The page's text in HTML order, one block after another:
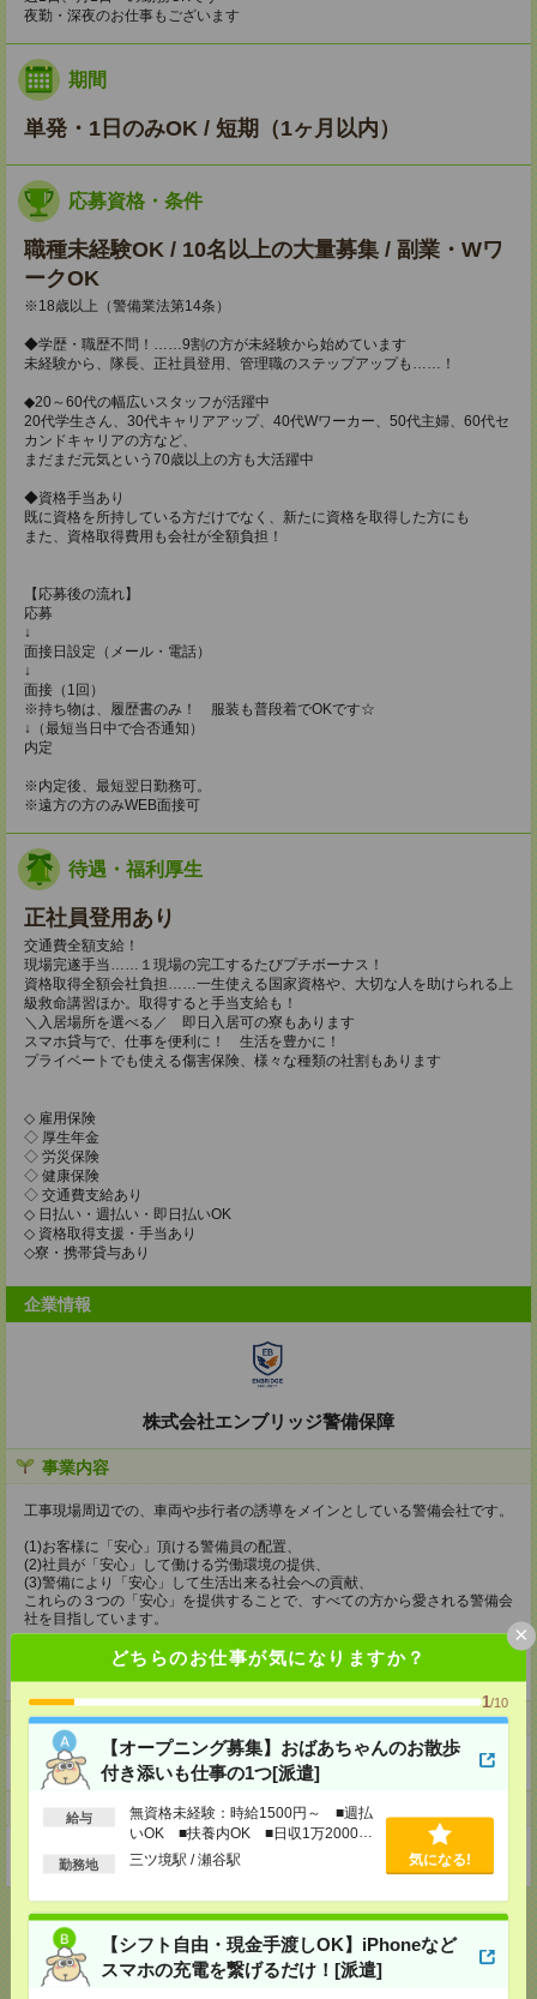
どちらのお仕事が気になりますか？
1/10
【オープニング募集】おばあちゃんのお散歩
付き添いも仕事の1つ[派遣]
給与
無資格未経験：時給1500円～ ■週払
いOK ■扶養内OK ■日収1万2000円
以上
勤務地 三ツ境駅 / 瀬谷駅 気になる!
【シフト自由・現金手渡しOK】iPhoneなど
スマホの充電を繋げるだけ！[派遣]
×
夜勤・深夜のお仕事もございます
期間
単発・1日のみOK / 短期（1ヶ月以内）
応募資格・条件
職種未経験OK / 10名以上の大量募集 / 副業・Wワ
ークOK
※18歳以上（警備業法第14条）
◆学歴・職歴不問！……9割の方が未経験から始めています
未経験から、隊長、正社員登用、管理職のステップアップも……！
◆20～60代の幅広いスタッフが活躍中
20代学生さん、30代キャリアアップ、40代Wワーカー、50代主婦、60代セ
カンドキャリアの方など、
まだまだ元気という70歳以上の方も大活躍中
◆資格手当あり
既に資格を所持している方だけでなく、新たに資格を取得した方にも
また、資格取得費用も会社が全額負担！
【応募後の流れ】
応募
↓
面接日設定（メール・電話）
↓
面接（1回）
※持ち物は、履歴書のみ！ 服装も普段着でOKです☆
↓（最短当日中で合否通知）
内定
※内定後、最短翌日勤務可。
※遠方の方のみWEB面接可
待遇・福利厚生
正社員登用あり
交通費全額支給！
現場完遂手当……１現場の完工するたびプチボーナス！
資格取得全額会社負担……一生使える国家資格や、大切な人を助けられる上
級救命講習ほか。取得すると手当支給も！
＼入居場所を選べる／ 即日入居可の寮もあります
スマホ貸与で、仕事を便利に！ 生活を豊かに！
プライベートでも使える傷害保険、様々な種類の社割もあります
◇ 雇用保険
◇ 厚生年金
◇ 労災保険
◇ 健康保険
◇ 交通費支給あり
◇ 日払い・週払い・即日払いOK
◇ 資格取得支援・手当あり
◇寮・携帯貸与あり
企業情報
株式会社エンブリッジ警備保障
事業内容
工事現場周辺での、車両や歩行者の誘導をメインとしている警備会社です。
(1)お客様に「安心」頂ける警備員の配置、
(2)社員が「安心」して働ける労働環境の提供、
(3)警備により「安心」して生活出来る社会への貢献、
これらの３つの「安心」を提供することで、すべての方から愛される警備会
社を目指しています。
今後も更なる事業拡大に向けて、
共に会社を創り上げていくメンバーを募集いたします
ホームページ
https://en-gage.net/enbridge-s_saiyo1/
事業所
神奈川県横浜市中区不老町２－１０－４徳永関内ビル３０２
応募ページへ